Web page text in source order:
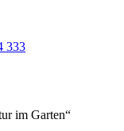
333
im Garten“